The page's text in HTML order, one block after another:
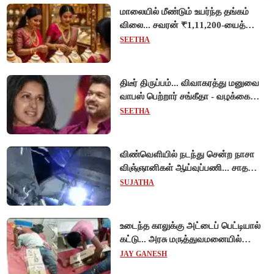
மாலையில் மீண்டும் உயர்ந்த தங்கம்
விலை... சவரன் ₹1,11,200-யைத்
தொட்டது!
SEETHA
திடீர் திருப்பம்... விவாகரத்து மனுவை
வாபஸ் பெற்றார் சங்கீதா - வழக்கை
முடித்து வைத்தது செங்கல்பட்டு
SEETHA
விண்வெளியில் நடந்து சென்ற நாசா
விஞ்ஞானிகள் ஆய்வுப்பணி... சாதனை
!
SUJATHA
உடைந்த காலுக்கு அட்டைப் பெட்டியால்
கட்டு... அரசு மருத்துவமனையில்
விநோத சிகிச்சை... அதிர்ச்சி வீடியோ!
JAY GANESH